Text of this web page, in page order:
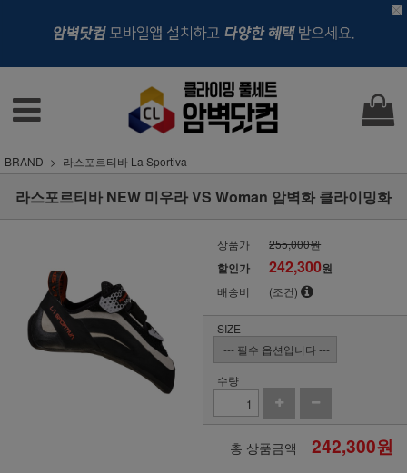
BRAND 라스포르티바 La Sportiva
라스포르티바 NEW 미우라 VS Woman 암벽화 클라이밍화
상품가 255,000원
할인가 242,300원
배송비 (조건)
SIZE
수량
총 상품금액 242,300원